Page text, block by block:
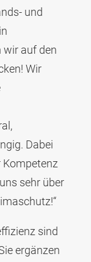
und
wir auf den
Wir
Dabei
sehr über
sind
ergänzen